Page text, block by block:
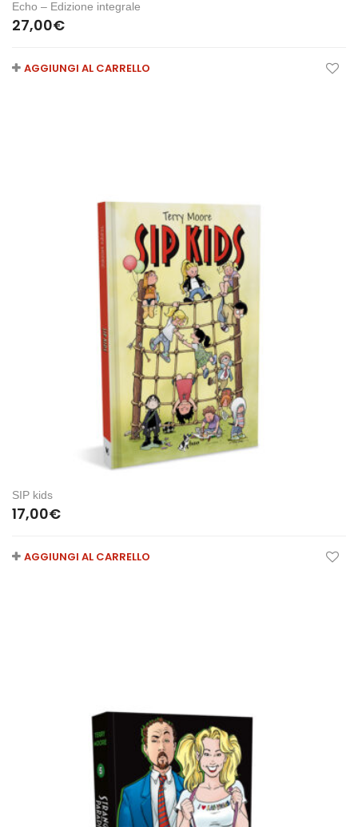
Echo – Edizione integrale
27,00€
AGGIUNGI AL CARRELLO
SIP kids
17,00€
AGGIUNGI AL CARRELLO